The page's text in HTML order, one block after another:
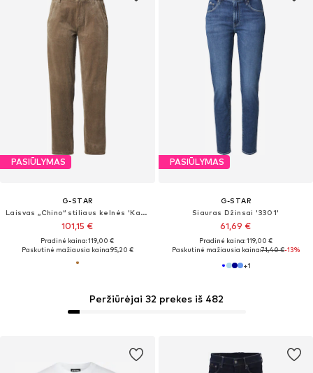
Peržiūrėjai 32 prekes iš 482
PASIŪLYMAS
G-STAR
Laisvas „Chino“ stiliaus kelnės 'Kate'
101,15 €
Pradinė kaina: 119,00 €
Paskutinė mažiausia kaina:95,20 €
PASIŪLYMAS
G-STAR
Siauras Džinsai '3301'
61,69 €
Pradinė kaina: 119,00 €
Paskutinė mažiausia kaina:71,40 €-13%
+1